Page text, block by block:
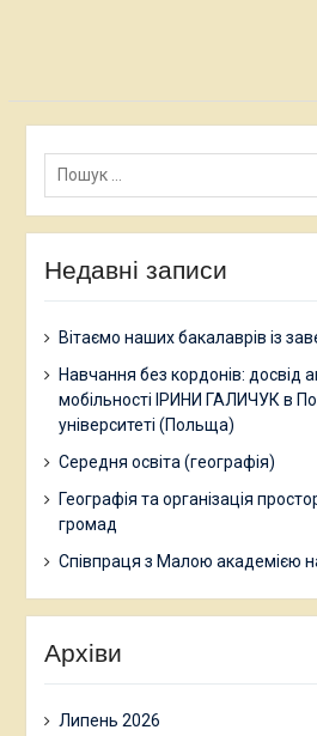
Пошук:
Недавні записи
Вітаємо наших бакалаврів із
Навчання без кордонів: досвід
мобільності ІРИНИ ГАЛИЧУК в
університеті (Польща)
Середня освіта (географія)
Географія та організація
громад
Співпраця з Малою академією
Архіви
Липень 2026